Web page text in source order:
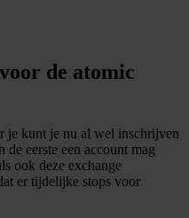
de atomic
je kunt je nu al wel inschrijven
de eerste een account mag
ook deze exchange
er tijdelijke stops voor